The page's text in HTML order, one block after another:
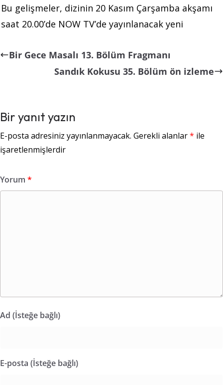
Bu gelişmeler, dizinin 20 Kasım Çarşamba akşamı
saat 20.00’de NOW TV’de yayınlanacak yeni
Bir Gece Masalı 13. Bölüm Fragmanı
Sandık Kokusu 35. Bölüm ön izleme
Bir yanıt yazın
E-posta adresiniz yayınlanmayacak. Gerekli alanlar* ile
işaretlenmişlerdir
Yorum *
Ad (İsteğe bağlı)
E-posta (İsteğe bağlı)